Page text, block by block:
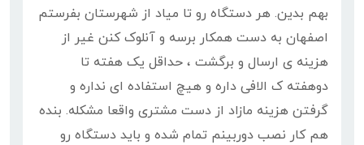
بهم بدین. هر دستگاه رو تا میاد از شهرستان بفرستم
اصفهان به دست همکار برسه و آنلوک کنن غیر از
هزینه ی ارسال و برگشت ، حداقل یک هفته تا
دوهفته ک الافی داره و هیچ استفاده ای نداره و
گرفتن هزینه مازاد از دست مشتری واقعا مشکله. بنده
هم کار نصب دوربینم تمام شده و باید دستگاه رو